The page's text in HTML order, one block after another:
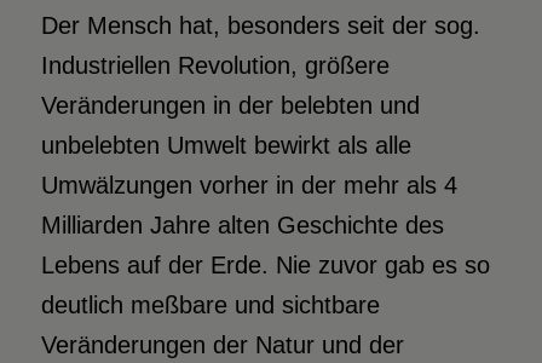
Der Mensch hat, besonders seit der sog.
Industriellen Revolution, größere
Veränderungen in der belebten und
unbelebten Umwelt bewirkt als alle
Umwälzungen vorher in der mehr als 4
Milliarden Jahre alten Geschichte des
Lebens auf der Erde. Nie zuvor gab es so
deutlich meßbare und sichtbare
Veränderungen der Natur und der